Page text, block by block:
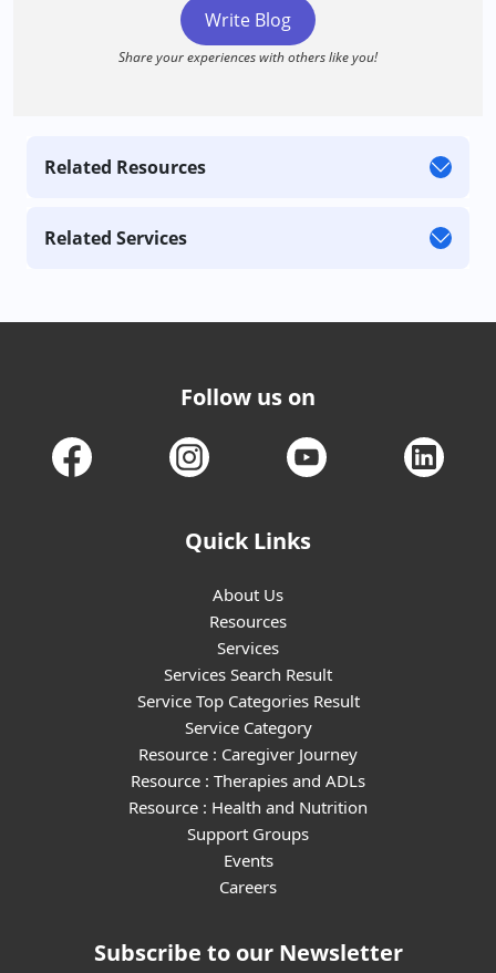
Write Blog
Share your experiences with others like you!
Related Resources
Related Services
Follow us on
Quick Links
About Us
Resources
Services
Services Search Result
Service Top Categories Result
Service Category
Resource : Caregiver Journey
Resource : Therapies and ADLs
Resource : Health and Nutrition
Support Groups
Events
Careers
Subscribe to our Newsletter